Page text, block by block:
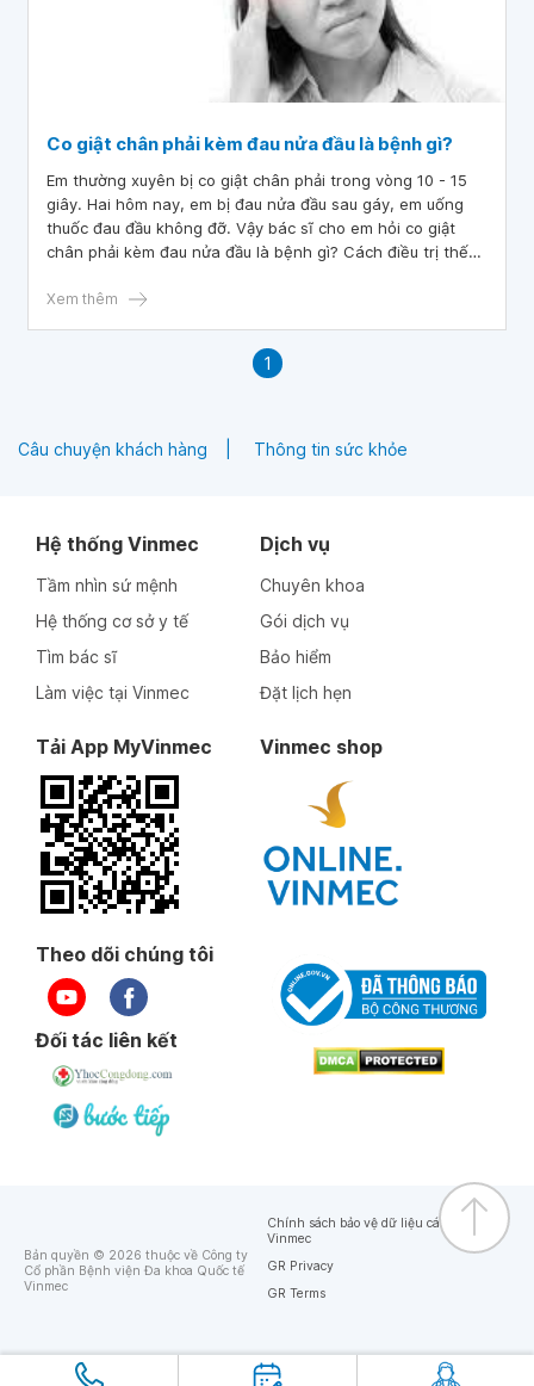
Co giật chân phải kèm đau nửa đầu là bệnh gì?
Em thường xuyên bị co giật chân phải trong vòng 10 - 15
giây. Hai hôm nay, em bị đau nửa đầu sau gáy, em uống
thuốc đau đầu không đỡ. Vậy bác sĩ cho em hỏi co giật
chân phải kèm đau nửa đầu là bệnh gì? Cách điều trị thế
Xem thêm
1
Câu chuyện khách hàng Thông tin sức khỏe
Hệ thống Vinmec
Tầm nhìn sứ mệnh
Hệ thống cơ sở y tế
Tìm bác sĩ
Làm việc tại Vinmec
Dịch vụ
Chuyên khoa
Gói dịch vụ
Bảo hiểm
Đặt lịch hẹn
Tải App MyVinmec Vinmec shop
Theo dõi chúng tôi
Đối tác liên kết
Bản quyền © 2026 thuộc về Công ty
Cổ phần Bệnh viện Đa khoa Quốc tế
Vinmec
Chính sách bảo vệ dữ liệu cá nhân của
Vinmec
GR Privacy
GR Terms